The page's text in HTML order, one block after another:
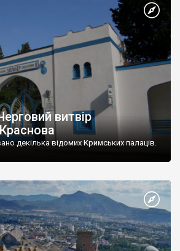
витвір
декілька відомих Кримських палаців.